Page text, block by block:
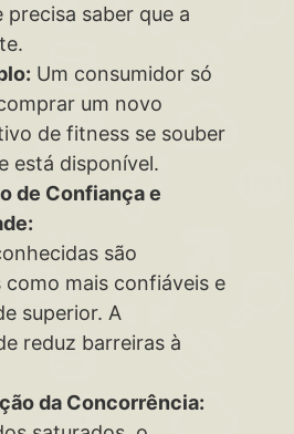
precisa saber que a
Um consumidor só
um novo
de fitness se souber
está disponível.
de Confiança e
são
como mais confiáveis e
superior. A
reduz barreiras à
da Concorrência: